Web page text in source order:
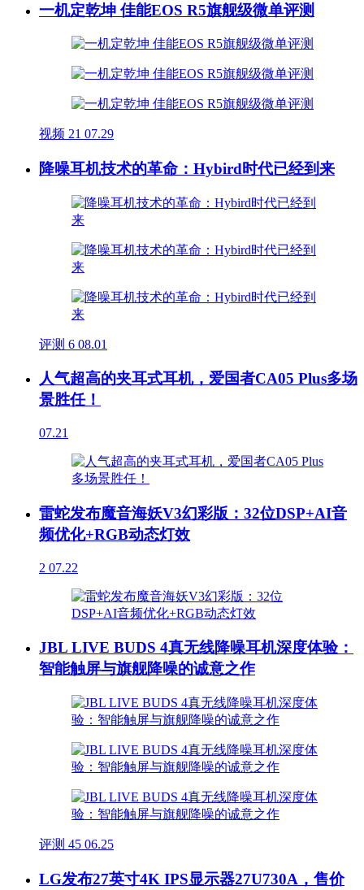
一机定乾坤 佳能EOS R5旗舰级微单评测
视频 21 07.29
降噪耳机技术的革命：Hybird时代已经到来
评测 6 08.01
人气超高的夹耳式耳机，爱国者CA05 Plus多场
景胜任！
07.21
雷蛇发布魔音海妖V3幻彩版：32位DSP+AI音
频优化+RGB动态灯效
2 07.22
JBL LIVE BUDS 4真无线降噪耳机深度体验：
智能触屏与旗舰降噪的诚意之作
评测 45 06.25
LG发布27英寸4K IPS显示器27U730A，售价